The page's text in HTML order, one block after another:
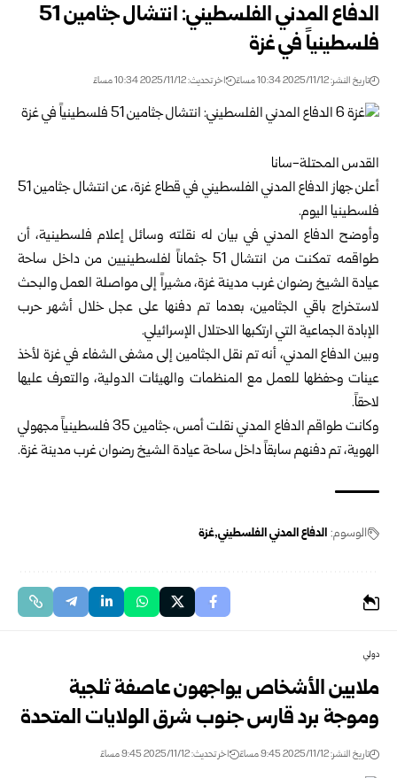
الدفاع المدني الفلسطيني: انتشال جثامين 51
فلسطينياً في غزة
تاريخ النشر: 2025/11/12 10:34 مساءً اخر تحديث: 2025/11/12 10:34 مساءً
القدس المحتلة-سانا
أعلن جهاز الدفاع المدني الفلسطيني في قطاع غزة، عن انتشال جثامين 51
فلسطينيا اليوم.
وأوضح الدفاع المدني في بيان له نقلته وسائل إعلام فلسطينية، أن
طواقمه تمكنت من انتشال 51 جثماناً لفلسطينيين من داخل ساحة
عيادة الشيخ رضوان غرب مدينة غزة، مشيراً إلى مواصلة العمل والبحث
لاستخراج باقي الجثامين، بعدما تم دفنها على عجل خلال أشهر حرب
الإبادة الجماعية التي ارتكبها الاحتلال الإسرائيلي.
وبين الدفاع المدني، أنه تم نقل الجثامين إلى مشفى الشفاء في غزة لأخذ
عينات وحفظها للعمل مع المنظمات والهيئات الدولية، والتعرف عليها
لاحقاً.
وكانت طواقم الدفاع المدني نقلت أمس، جثامين 35 فلسطينياً مجهولي
الهوية، تم دفنهم سابقاً داخل ساحة عيادة الشيخ رضوان غرب مدينة غزة.
الوسوم: الدفاع المدني الفلسطيني غزة
دولي
ملايين الأشخاص يواجهون عاصفة ثلجية
وموجة برد قارس جنوب شرق الولايات المتحدة
تاريخ النشر: 2025/11/12 9:45 مساءً اخر تحديث: 2025/11/12 9:45 مساءً